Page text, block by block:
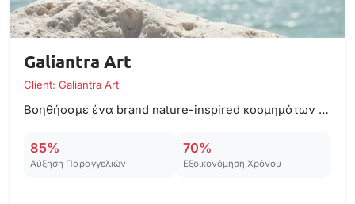
Galiantra Art
Client: Galiantra Art
Bοηθήσαμε ένα brand nature-inspired κοσμημάτων να αποκτήσει το δικό του e-shop.
85%
Αύξηση Παραγγελιών
70%
Εξοικονόμηση Χρόνου